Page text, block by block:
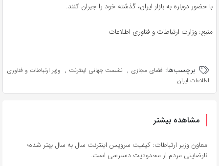
با حضور دوباره به بازار ایران، گذشته خود را جبران کنند.
منبع: وزارت ارتباطات و فناوری اطلاعات
برچسب‌ها: فضای مجازی , نشست جهانی اینترنت , وزیر ارتباطات و فناوری
اطلاعات ایران
مشاهده بیشتر
معاون وزیر ارتباطات: کیفیت سرویس اینترنت سال‌ به سال بهتر شده؛
نارضایتی مردم از محدودیت دسترسی است.